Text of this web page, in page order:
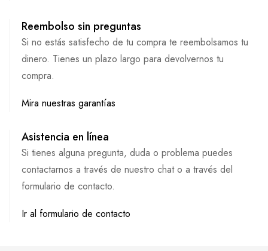
Reembolso sin preguntas
Si no estás satisfecho de tu compra te reembolsamos tu
dinero. Tienes un plazo largo para devolvernos tu
compra.
Mira nuestras garantías
Asistencia en línea
Si tienes alguna pregunta, duda o problema puedes
contactarnos a través de nuestro chat o a través del
formulario de contacto.
Ir al formulario de contacto